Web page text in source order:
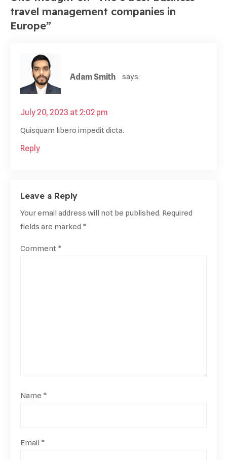
travel management companies in
Europe”
Adam Smith says:
July 20, 2023 at 2:02 pm
Quisquam libero impedit dicta.
Reply
Leave a Reply
Your email address will not be published. Required
fields are marked *
Comment *
Name *
Email *